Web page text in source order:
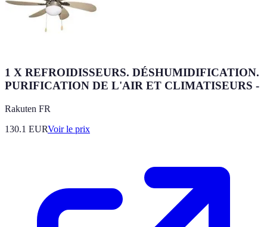
1 X REFROIDISSEURS. DÉSHUMIDIFICATION.
PURIFICATION DE L'AIR ET CLIMATISEURS -
Rakuten FR
130.1 EURVoir le prix